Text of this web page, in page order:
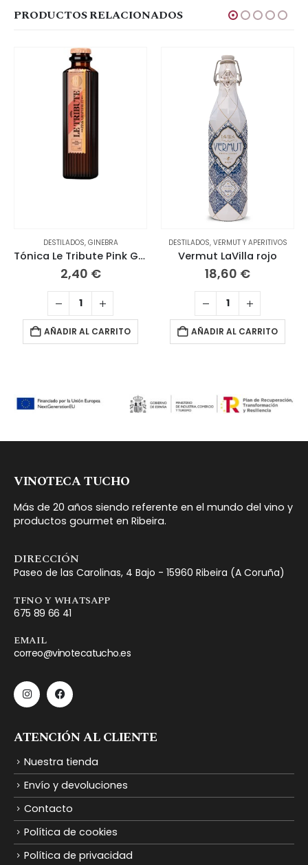
PRODUCTOS RELACIONADOS
DESTILADOS, GINEBRA
Tónica Le Tribute Pink Grapefruit
2,40 €
AÑADIR AL CARRITO
DESTILADOS, VERMUT Y APERITIVOS
Vermut LaVilla rojo
18,60 €
AÑADIR AL CARRITO
VINOTECA TUCHO
Más de 20 años siendo referente en el mundo del vino y
productos gourmet en Ribeira.
DIRECCIÓN
Paseo de las Carolinas, 4 Bajo - 15960 Ribeira (A Coruña)
TFNO Y WHATSAPP
675 89 66 41
EMAIL
correo@vinotecatucho.es
ATENCIÓN AL CLIENTE
Nuestra tienda
Envío y devoluciones
Contacto
Política de cookies
Política de privacidad